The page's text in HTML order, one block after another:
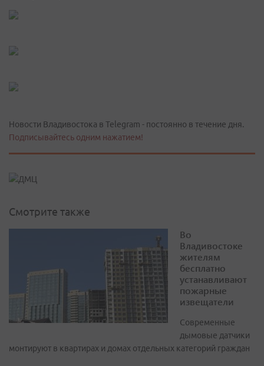
Новости Владивостока в Telegram - постоянно в течение дня.
Подписывайтесь одним нажатием!
Смотрите также
Во
Владивостоке
жителям
бесплатно
устанавливают
пожарные
извещатели
Современные
дымовые датчики
монтируют в квартирах и домах отдельных категорий граждан